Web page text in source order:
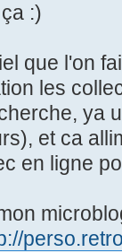
:)
que l'on
les
ya
et ca
en ligne